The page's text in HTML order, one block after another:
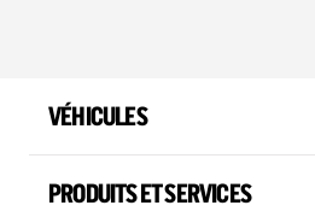
VÉHICULES
PRODUITS ET SERVICES